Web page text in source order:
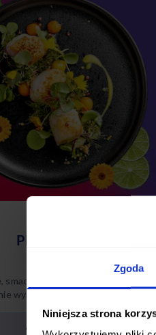
Zgoda
Niniejsza strona
PREMIUM
smacznie, na Twoich zasadach
wybierasz spośród 35